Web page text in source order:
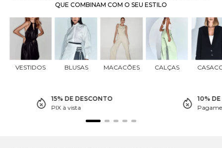
QUE COMBINAM COM O SEU ESTILO
VESTIDOS BLUSAS MACACÕES CALÇAS
15% DE DESCONTO
PIX à vista
10%